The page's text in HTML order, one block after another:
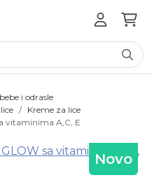
i odrasle
Kreme za lice
vitaminima A,C, E
Novo